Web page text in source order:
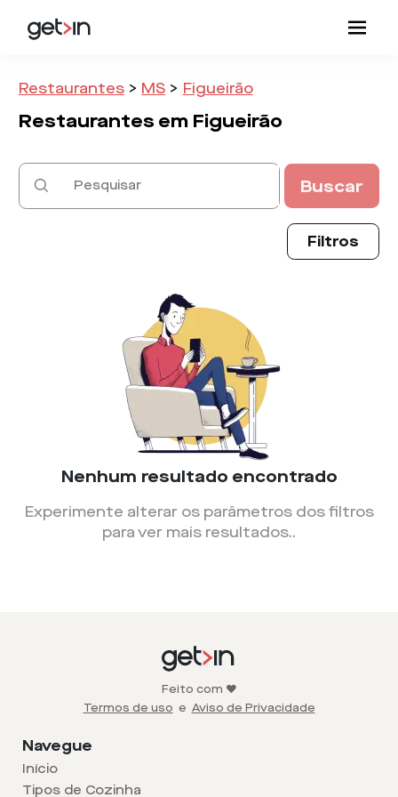
Restaurantes > MS > Figueirão
Restaurantes em Figueirão
Buscar
Filtros
Nenhum resultado encontrado
Experimente alterar os parâmetros dos filtros
para ver mais resultados..
Feito com ❤️
Termos de uso e Aviso de Privacidade
Navegue
Início
Tipos de Cozinha